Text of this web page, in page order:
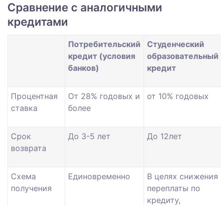
Сравнение с аналогичными
кредитами
Потребительский
кредит (условия
банков)
Студенческий
образовательный
кредит
Процентная
ставка
От 28% годовых и
более
от 10% годовых
Срок
возврата
До 3-5 лет До 12лет
Схема
получения
Единовременно
В целях снижения
переплаты по
кредиту,